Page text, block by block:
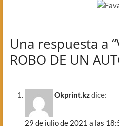
Una respuesta a
ROBO DE UN
Okprint.kzdice:
29 de julio de 2021 a las